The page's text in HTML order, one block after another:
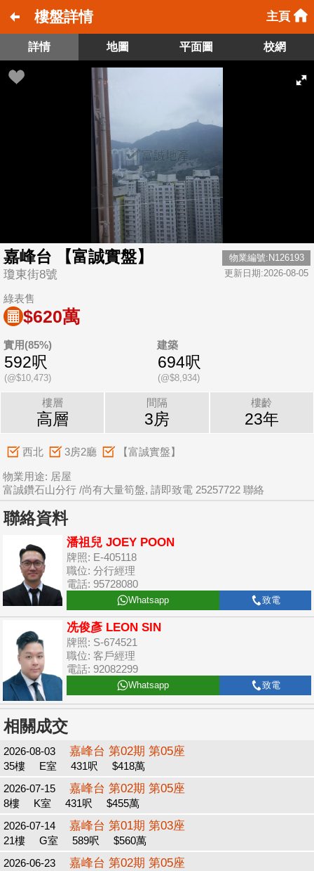
樓盤詳情 主頁
詳情 地圖 平面圖 校網
嘉峰台 【富誠實盤】
瓊東街8號
物業編號:N126193
更新日期:2026-08-05
綠表售
$620萬
實用(85%)
592呎
(@$10,473)
建築
694呎
(@$8,934)
樓層
高層
間隔
3房
樓齡
23年
西北 3房2廳 【富誠實盤】
物業用途: 居屋
富誠鑽石山分行 /尚有大量筍盤, 請即致電 25257722 聯絡
聯絡資料
潘祖兒 JOEY POON
牌照: E-405118
職位: 分行經理
電話: 95728080
Whatsapp 致電
冼俊彥 LEON SIN
牌照: S-674521
職位: 客戶經理
電話: 92082299
Whatsapp 致電
相關成交
2026-08-03 嘉峰台 第02期 第05座
35樓 E室 431呎
$418萬
2026-07-15
嘉峰台 第02期 第05座
8樓 K室 431呎
$455萬
2026-07-14
嘉峰台 第01期 第03座
21樓 G室 589呎
$560萬
2026-06-23
嘉峰台 第02期 第05座